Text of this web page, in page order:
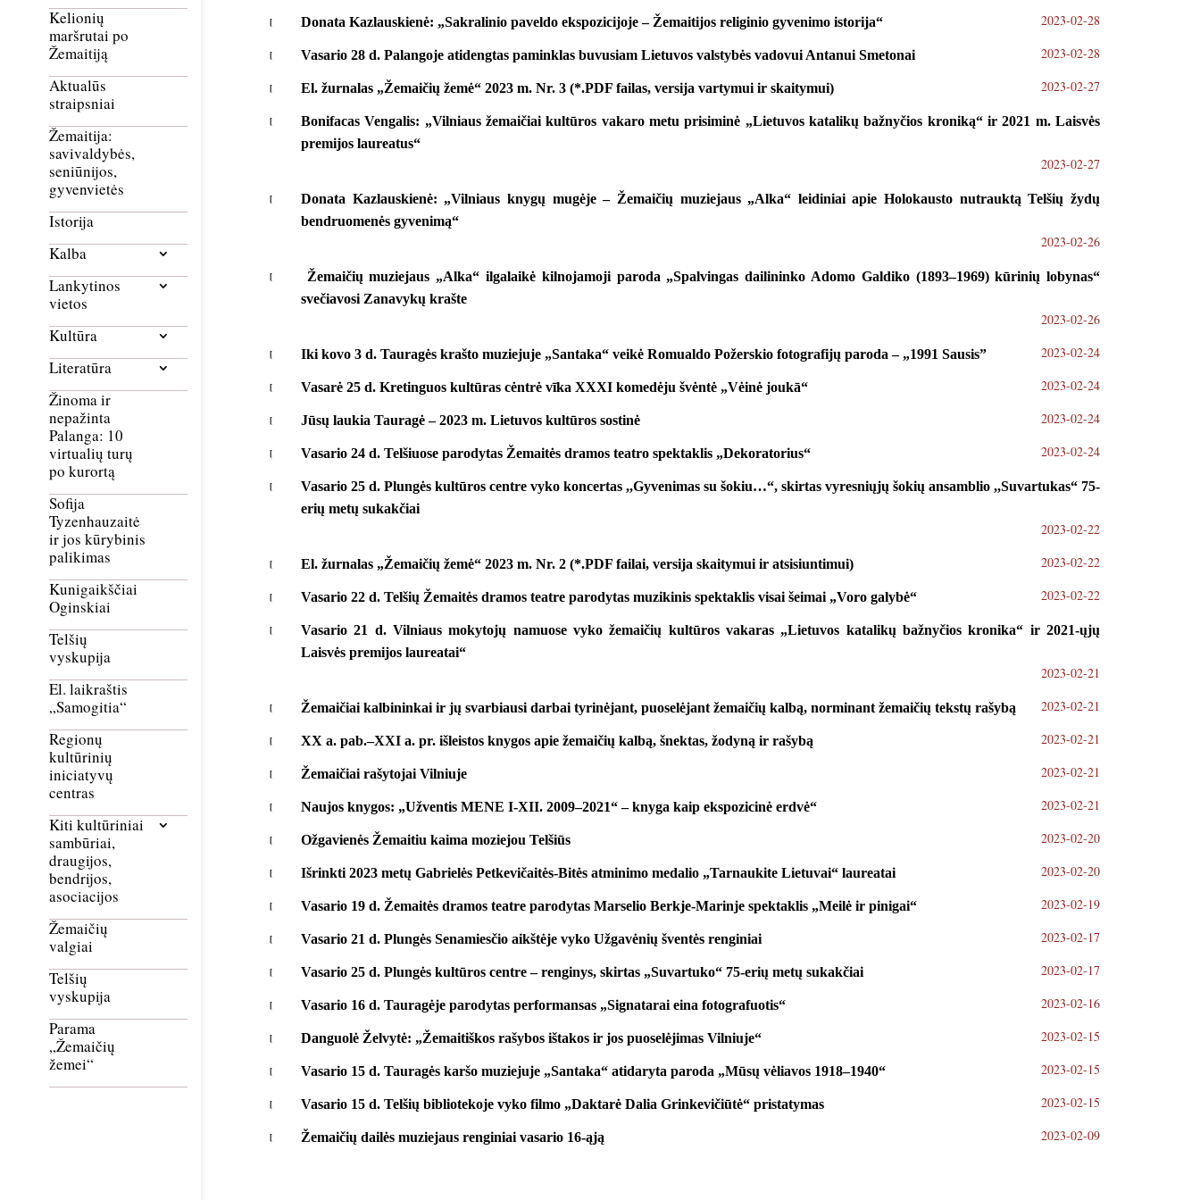
Kelionių
maršrutai po
Žemaitiją
Aktualūs
straipsniai
Žemaitija:
savivaldybės,
seniūnijos,
gyvenvietės
Istorija
Kalba
Lankytinos
vietos
Kultūra
Literatūra
Žinoma ir
nepažinta
Palanga: 10
virtualių turų
po kurortą
Sofija
Tyzenhauzaitė
ir jos kūrybinis
palikimas
Kunigaikščiai
Oginskiai
Telšių
vyskupija
El. laikraštis
„Samogitia“
Regionų
kultūrinių
iniciatyvų
centras
Kiti kultūriniai
sambūriai,
draugijos,
bendrijos,
asociacijos
Žemaičių
valgiai
Telšių
vyskupija
Parama
„Žemaičių
žemei“
Donata Kazlauskienė: „Sakralinio paveldo ekspozicijoje – Žemaitijos religinio gyvenimo istorija“ 2023-02-28
Vasario 28 d. Palangoje atidengtas paminklas buvusiam Lietuvos valstybės vadovui Antanui Smetonai 2023-02-28
El. žurnalas „Žemaičių žemė“ 2023 m. Nr. 3 (*.PDF failas, versija vartymui ir skaitymui) 2023-02-27
Bonifacas Vengalis: „Vilniaus žemaičiai kultūros vakaro metu prisiminė „Lietuvos katalikų bažnyčios kroniką“ ir 2021 m. Laisvės
premijos laureatus“
2023-02-27
Donata Kazlauskienė: „Vilniaus knygų mugėje – Žemaičių muziejaus „Alka“ leidiniai apie Holokausto nutrauktą Telšių žydų
bendruomenės gyvenimą“
2023-02-26
Žemaičių muziejaus „Alka“ ilgalaikė kilnojamoji paroda „Spalvingas dailininko Adomo Galdiko (1893–1969) kūrinių lobynas“
svečiavosi Zanavykų krašte
2023-02-26
Iki kovo 3 d. Tauragės krašto muziejuje „Santaka“ veikė Romualdo Požerskio fotografijų paroda – „1991 Sausis” 2023-02-24
Vasarė 25 d. Kretinguos kultūras cėntrė vīka XXXI komedėju švėntė „Vėinė joukā“ 2023-02-24
Jūsų laukia Tauragė – 2023 m. Lietuvos kultūros sostinė 2023-02-24
Vasario 24 d. Telšiuose parodytas Žemaitės dramos teatro spektaklis „Dekoratorius“ 2023-02-24
Vasario 25 d. Plungės kultūros centre vyko koncertas ,,Gyvenimas su šokiu…“, skirtas vyresniųjų šokių ansamblio ,,Suvartukas“ 75-
erių metų sukakčiai
2023-02-22
El. žurnalas „Žemaičių žemė“ 2023 m. Nr. 2 (*.PDF failai, versija skaitymui ir atsisiuntimui) 2023-02-22
Vasario 22 d. Telšių Žemaitės dramos teatre parodytas muzikinis spektaklis visai šeimai „Voro galybė“ 2023-02-22
Vasario 21 d. Vilniaus mokytojų namuose vyko žemaičių kultūros vakaras „Lietuvos katalikų bažnyčios kronika“ ir 2021-ųjų
Laisvės premijos laureatai“
2023-02-21
Žemaičiai kalbininkai ir jų svarbiausi darbai tyrinėjant, puoselėjant žemaičių kalbą, norminant žemaičių tekstų rašybą 2023-02-21
XX a. pab.–XXI a. pr. išleistos knygos apie žemaičių kalbą, šnektas, žodyną ir rašybą 2023-02-21
Žemaičiai rašytojai Vilniuje 2023-02-21
Naujos knygos: „Užventis MENE I-XII. 2009–2021“ – knyga kaip ekspozicinė erdvė“ 2023-02-21
Ožgavienės Žemaitiu kaima moziejou Telšiūs 2023-02-20
Išrinkti 2023 metų Gabrielės Petkevičaitės-Bitės atminimo medalio „Tarnaukite Lietuvai“ laureatai 2023-02-20
Vasario 19 d. Žemaitės dramos teatre parodytas Marselio Berkje-Marinje spektaklis „Meilė ir pinigai“ 2023-02-19
Vasario 21 d. Plungės Senamiesčio aikštėje vyko Užgavėnių šventės renginiai 2023-02-17
Vasario 25 d. Plungės kultūros centre – renginys, skirtas „Suvartuko“ 75-erių metų sukakčiai 2023-02-17
Vasario 16 d. Tauragėje parodytas performansas „Signatarai eina fotografuotis“ 2023-02-16
Danguolė Želvytė: „Žemaitiškos rašybos ištakos ir jos puoselėjimas Vilniuje“ 2023-02-15
Vasario 15 d. Tauragės karšo muziejuje „Santaka“ atidaryta paroda „Mūsų vėliavos 1918–1940“ 2023-02-15
Vasario 15 d. Telšių bibliotekoje vyko filmo „Daktarė Dalia Grinkevičiūtė“ pristatymas 2023-02-15
Žemaičių dailės muziejaus renginiai vasario 16-ąją 2023-02-09